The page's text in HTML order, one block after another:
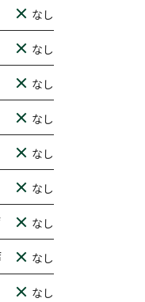
なし
なし
なし
なし
なし
なし
なし
なし
なし